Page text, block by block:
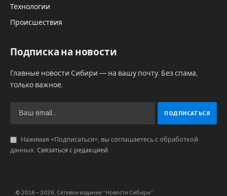
Технологии
Происшествия
Подписка на новости
Главные новости Сибири — на вашу почту. Без спама,
только важное.
Нажимая «Подписаться», вы соглашаетесь с обработкой
данных. Связаться с редакцией.
© 2016 – 2026, Сетевое издание “Новости Сибири”.